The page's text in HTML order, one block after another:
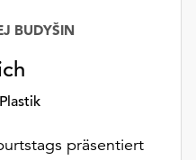
BUDYŠIN
präsentiert